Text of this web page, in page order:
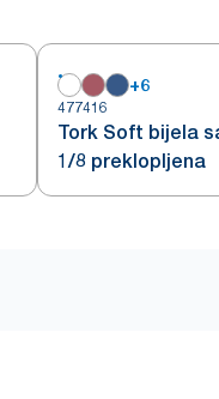
+6
477416
Tork Soft bijela
1/8 preklopljena